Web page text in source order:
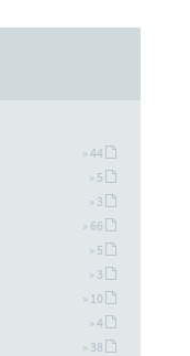
» 44
» 5
» 3
» 66
» 5
» 3
» 10
» 4
» 38